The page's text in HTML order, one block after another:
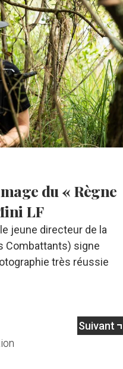
du « Règne
LF
jeune directeur de la
Combattants) signe
très réussie
Suivant